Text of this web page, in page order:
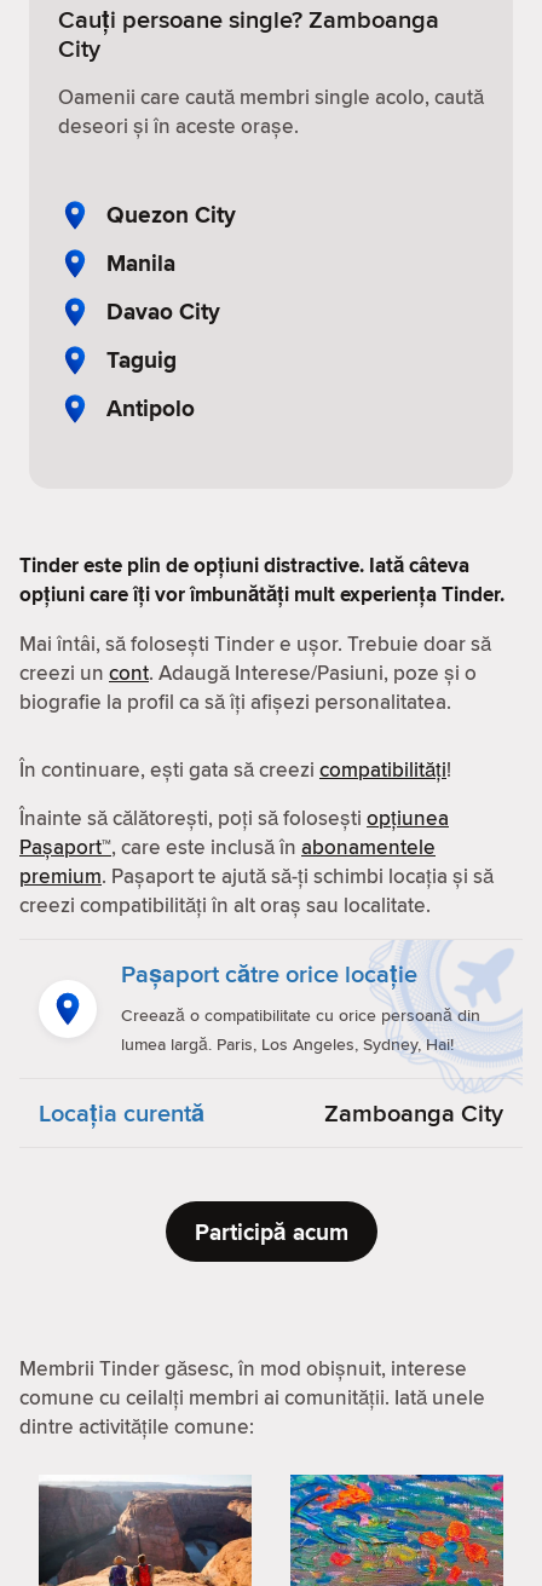
Cauți persoane single? Zamboanga
City
Oamenii care caută membri single acolo, caută
deseori și în aceste orașe.
Quezon City
Manila
Davao City
Taguig
Antipolo
Tinder este plin de opțiuni distractive. Iată câteva
opțiuni care îți vor îmbunătăți mult experiența Tinder.
Mai întâi, să folosești Tinder e ușor. Trebuie doar să
creezi un cont. Adaugă Interese/Pasiuni, poze și o
biografie la profil ca să îți afișezi personalitatea.
În continuare, ești gata să creezi compatibilităţi!
Înainte să călătorești, poți să folosești opțiunea
Pașaport™, care este inclusă în abonamentele
premium. Pașaport te ajută să-ți schimbi locația și să
creezi compatibilităţi în alt oraș sau localitate.
Pașaport către orice locație
Creează o compatibilitate cu orice persoană din
lumea largă. Paris, Los Angeles, Sydney, Hai!
Locaţia curentă Zamboanga City
Participă acum
Membrii Tinder găsesc, în mod obișnuit, interese
comune cu ceilalți membri ai comunității. Iată unele
dintre activitățile comune: